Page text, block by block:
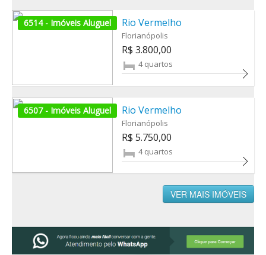
6514 - Imóveis Aluguel Rio Vermelho
Florianópolis
R$ 3.800,00
4 quartos
6507 - Imóveis Aluguel Rio Vermelho
Florianópolis
R$ 5.750,00
4 quartos
VER MAIS IMÓVEIS